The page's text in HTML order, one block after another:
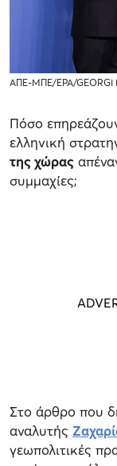
ΑΠΕ-ΜΠΕ/EPA/GEORGI
Πόσο
ελληνική
της χώρας
συμμαχίες;
Στο άρθρο που
αναλυτής
γεωπολιτικές